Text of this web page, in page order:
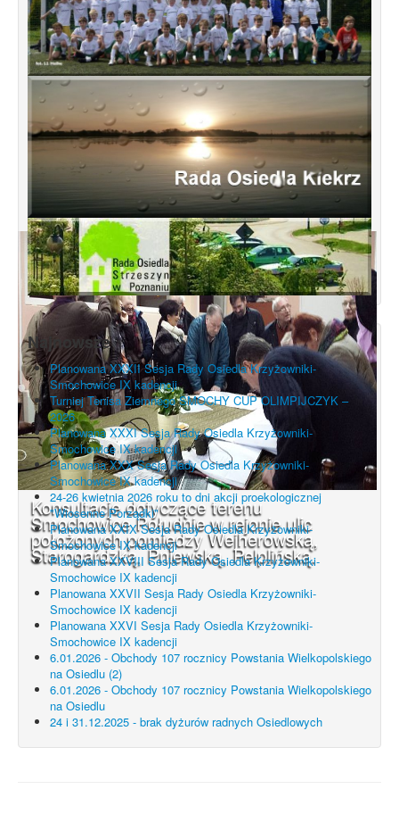
Konsultacje dotyczące terenu
Smochowice Południe w rejonie ulic
położonych pomiędzy Wejherowską,
Starogardzką, Pniewską, Pelplińską.
Najnowsze
Planowana XXXII Sesja Rady Osiedla Krzyżowniki-
Smochowice IX kadencji
Turniej Tenisa Ziemnego SMOCHY CUP OLIMPIJCZYK –
2026
Planowana XXXI Sesja Rady Osiedla Krzyżowniki-
Smochowice IX kadencji
Planowana XXX Sesja Rady Osiedla Krzyżowniki-
Smochowice IX kadencji
24-26 kwietnia 2026 roku to dni akcji proekologicznej
"Wiosenne Porządki"
Planowana XXIX Sesja Rady Osiedla Krzyżowniki-
Smochowice IX kadencji
Planowana XXVIII Sesja Rady Osiedla Krzyżowniki-
Smochowice IX kadencji
Planowana XXVII Sesja Rady Osiedla Krzyżowniki-
Smochowice IX kadencji
Planowana XXVI Sesja Rady Osiedla Krzyżowniki-
Smochowice IX kadencji
6.01.2026 - Obchody 107 rocznicy Powstania Wielkopolskiego
na Osiedlu (2)
6.01.2026 - Obchody 107 rocznicy Powstania Wielkopolskiego
na Osiedlu
24 i 31.12.2025 - brak dyżurów radnych Osiedlowych